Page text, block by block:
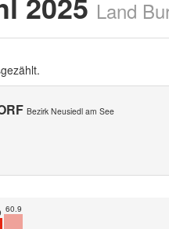
Land
Bezirk Neusiedl am See
60.9